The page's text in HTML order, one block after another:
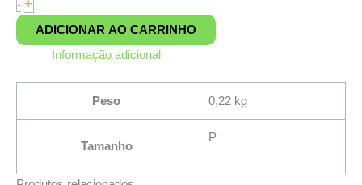
- +
ADICIONAR AO CARRINHO
Informação adicional
Peso 0,22 kg
Tamanho
P